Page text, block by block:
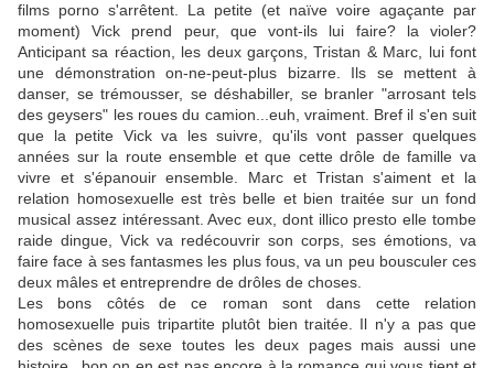
films porno s'arrêtent. La petite (et naïve voire agaçante par
moment) Vick prend peur, que vont-ils lui faire? la violer?
Anticipant sa réaction, les deux garçons, Tristan & Marc, lui font
une démonstration on-ne-peut-plus bizarre. Ils se mettent à
danser, se trémousser, se déshabiller, se branler "arrosant tels
des geysers" les roues du camion...euh, vraiment. Bref il s'en suit
que la petite Vick va les suivre, qu'ils vont passer quelques
années sur la route ensemble et que cette drôle de famille va
vivre et s'épanouir ensemble. Marc et Tristan s'aiment et la
relation homosexuelle est très belle et bien traitée sur un fond
musical assez intéressant. Avec eux, dont illico presto elle tombe
raide dingue, Vick va redécouvrir son corps, ses émotions, va
faire face à ses fantasmes les plus fous, va un peu bousculer ces
deux mâles et entreprendre de drôles de choses.
Les bons côtés de ce roman sont dans cette relation
homosexuelle puis tripartite plutôt bien traitée. Il n'y a pas que
des scènes de sexe toutes les deux pages mais aussi une